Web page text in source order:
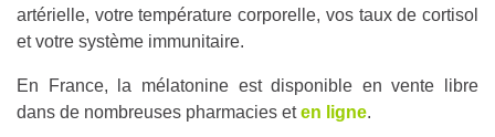
artérielle, votre température corporelle, vos taux de cortisol
et votre système immunitaire.
En France, la mélatonine est disponible en vente libre
dans de nombreuses pharmacies eten ligne.